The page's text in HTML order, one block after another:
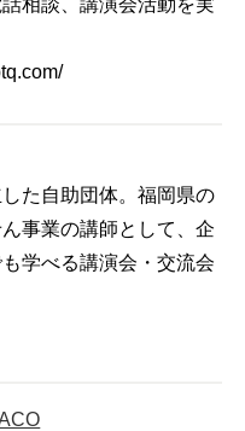
相談、講演会活動を実
た自助団体。福岡県の
事業の講師として、企
学べる講演会・交流会